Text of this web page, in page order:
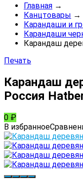
Главная →
Канцтовары →
Карандаши и
Карандаши
Карандаш
Печать
Карандаш
Россия
0 ₽
В избранное